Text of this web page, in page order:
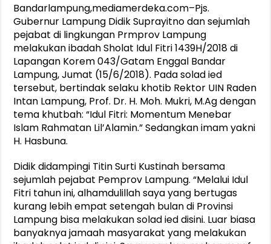
Bandarlampung,mediamerdeka.com–Pjs.
Gubernur Lampung Didik Suprayitno dan sejumlah
pejabat di lingkungan Prmprov Lampung
melakukan ibadah Sholat Idul Fitri 1439H/2018 di
Lapangan Korem 043/Gatam Enggal Bandar
Lampung, Jumat (15/6/2018). Pada solad ied
tersebut, bertindak selaku khotib Rektor UIN Raden
Intan Lampung, Prof. Dr. H. Moh. Mukri, M.Ag dengan
tema khutbah: “Idul Fitri: Momentum Menebar
Islam Rahmatan Lil’Alamin.” Sedangkan imam yakni
H. Hasbuna.
Didik didampingi Titin Surti Kustinah bersama
sejumlah pejabat Pemprov Lampung. “Melalui Idul
Fitri tahun ini, alhamdulillah saya yang bertugas
kurang lebih empat setengah bulan di Provinsi
Lampung bisa melakukan solad ied disini. Luar biasa
banyaknya jamaah masyarakat yang melakukan